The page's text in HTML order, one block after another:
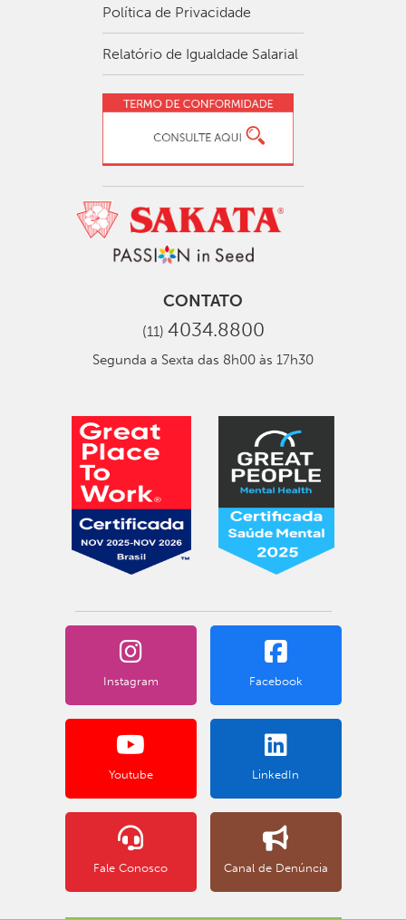
Política de Privacidade
Relatório de Igualdade Salarial
CONTATO
(11) 4034.8800
Segunda a Sexta das 8h00 às 17h30
Instagram Facebook
Youtube LinkedIn
Fale Conosco Canal de Denúncia